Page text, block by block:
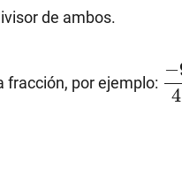
de ambos.
fracción, por ejemplo:
4
−